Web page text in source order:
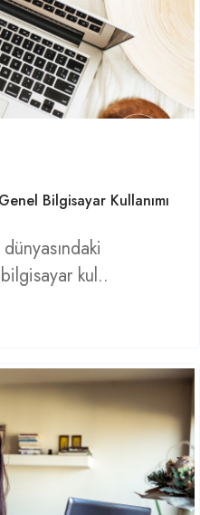
Bilgisayar Kullanımı
kul..